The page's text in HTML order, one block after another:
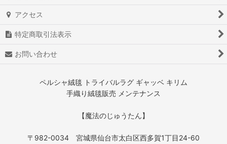
アクセス
特定商取引法表示
お問い合わせ
ペルシャ絨毯 トライバルラグ ギャッベ キリム
手織り絨毯販売 メンテナンス
【魔法のじゅうたん】
〒982-0034 宮城県仙台市太白区西多賀1丁目24-60